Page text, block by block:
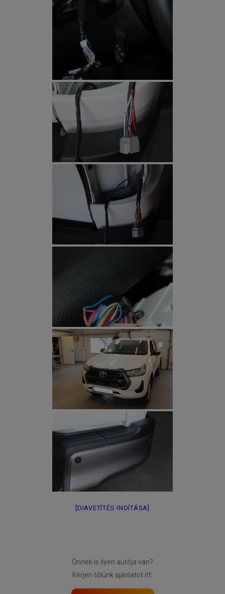
[DIAVETÍTÉS INDÍTÁSA]
Önnek is ilyen autója van?
Kérjen tőlünk ajánlatot itt: